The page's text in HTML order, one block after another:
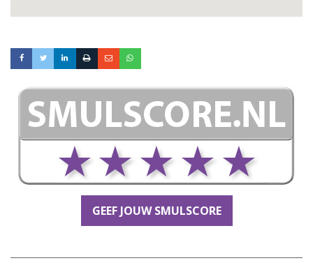
GEEF JOUW SMULSCORE